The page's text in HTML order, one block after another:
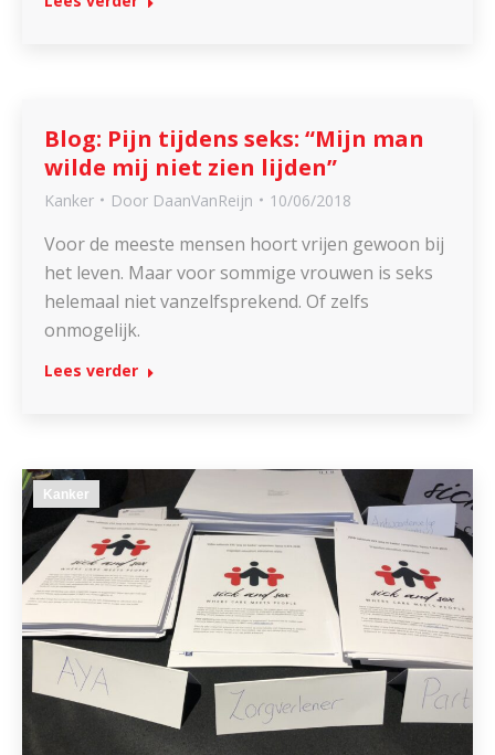
Blog: Pijn tijdens seks: “Mijn man
wilde mij niet zien lijden”
Kanker Door DaanVanReijn 10/06/2018
Voor de meeste mensen hoort vrijen gewoon bij
het leven. Maar voor sommige vrouwen is seks
helemaal niet vanzelfsprekend. Of zelfs
onmogelijk.
Lees verder
Kanker